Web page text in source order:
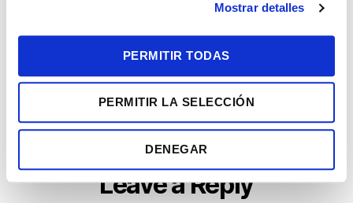
e
Mostrar detalles
PERMITIR TODAS
PERMITIR LA SELECCIÓN
DENEGAR
Leave a Reply